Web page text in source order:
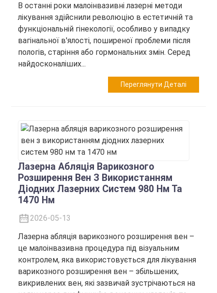
В останні роки малоінвазивні лазерні методи
лікування здійснили революцію в естетичній та
функціональній гінекології, особливо у випадку
вагінальної в'ялості, поширеної проблеми після
пологів, старіння або гормональних змін. Серед
найдосконаліших...
Переглянути Деталі
Лазерна Абляція Варикозного
Розширення Вен З Використанням
Діодних Лазерних Систем 980 Нм Та
1470 Нм
2026-05-13
Лазерна абляція варикозного розширення вен –
це малоінвазивна процедура під візуальним
контролем, яка використовується для лікування
варикозного розширення вен – збільшених,
викривлених вен, які зазвичай зустрічаються на